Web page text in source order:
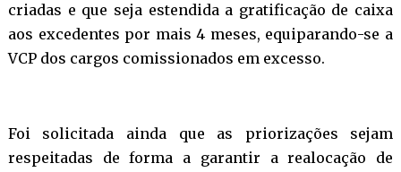
criadas e que seja estendida a gratificação de caixa
aos excedentes por mais 4 meses, equiparando-se a
VCP dos cargos comissionados em excesso.
Foi solicitada ainda que as priorizações sejam
respeitadas de forma a garantir a realocação de